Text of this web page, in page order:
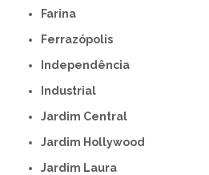
Farina
Ferrazópolis
Independência
Industrial
Jardim Central
Jardim Hollywood
Jardim Laura